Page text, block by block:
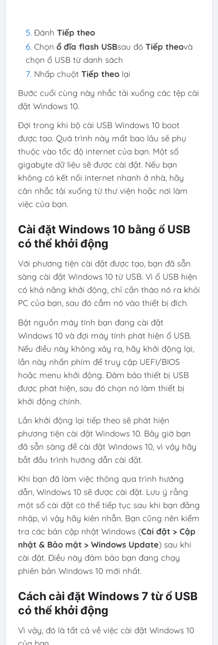
Đánh Tiếp theo
Chọn ổ đĩa flash USBsau đó Tiếp theovà
chọn ổ USB từ danh sách
Nhấp chuột Tiếp theolại
Bước cuối cùng này nhắc tải xuống các tệp cài
đặt Windows 10.
Đợi trong khi bộ cài USB Windows 10 boot
được tạo. Quá trình này mất bao lâu sẽ phụ
thuộc vào tốc độ internet của bạn. Một số
gigabyte dữ liệu sẽ được cài đặt. Nếu bạn
không có kết nối internet nhanh ở nhà, hãy
cân nhắc tải xuống từ thư viện hoặc nơi làm
việc của bạn.
Cài đặt Windows 10 bằng ổ USB
có thể khởi động
Với phương tiện cài đặt được tạo, bạn đã sẵn
sàng cài đặt Windows 10 từ USB. Vì ổ USB hiện
có khả năng khởi động, chỉ cần tháo nó ra khỏi
PC của bạn, sau đó cắm nó vào thiết bị đích.
Bật nguồn máy tính bạn đang cài đặt
Windows 10 và đợi máy tính phát hiện ổ USB.
Nếu điều này không xảy ra, hãy khởi động lại,
lần này nhấn phím để truy cập UEFI/BIOS
hoặc menu khởi động. Đảm bảo thiết bị USB
được phát hiện, sau đó chọn nó làm thiết bị
khởi động chính.
Lần khởi động lại tiếp theo sẽ phát hiện
phương tiện cài đặt Windows 10. Bây giờ bạn
đã sẵn sàng để cài đặt Windows 10, vì vậy hãy
bắt đầu trình hướng dẫn cài đặt.
Khi bạn đã làm việc thông qua trình hướng
dẫn, Windows 10 sẽ được cài đặt. Lưu ý rằng
một số cài đặt có thể tiếp tục sau khi bạn đăng
nhập, vì vậy hãy kiên nhẫn. Bạn cũng nên kiểm
tra các bản cập nhật Windows (Cài đặt > Cập
nhật & Bảo mật > Windows Update) sau khi
cài đặt. Điều này đảm bảo bạn đang chạy
phiên bản Windows 10 mới nhất.
Cách cài đặt Windows 7 từ ổ USB
có thể khởi động
Vì vậy, đó là tất cả về việc cài đặt Windows 10